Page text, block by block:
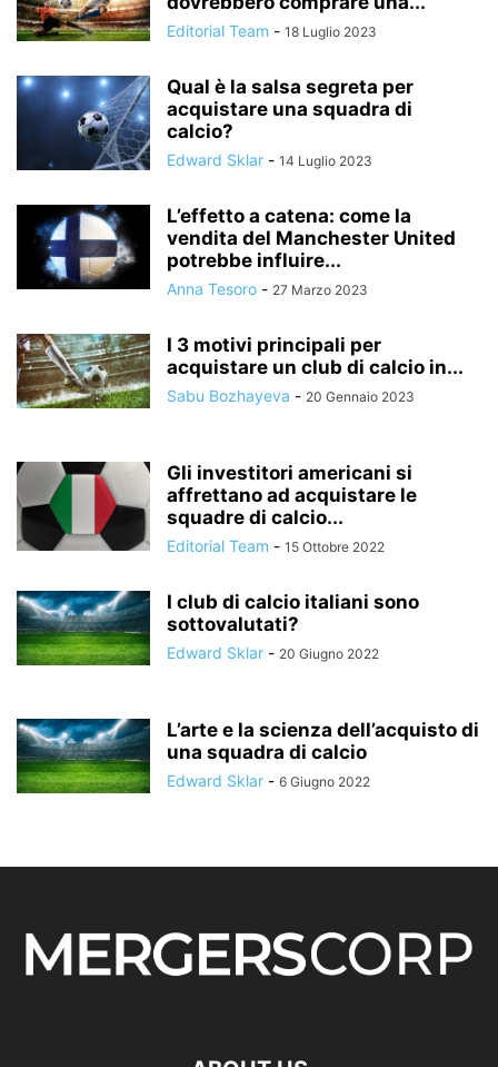
Editorial Team - 18 Luglio 2023
Qual è la salsa segreta per
acquistare una squadra di
calcio?
Edward Sklar - 14 Luglio 2023
L’effetto a catena: come la
vendita del Manchester United
potrebbe influire...
Anna Tesoro - 27 Marzo 2023
I 3 motivi principali per
acquistare un club di calcio in...
Sabu Bozhayeva - 20 Gennaio 2023
Gli investitori americani si
affrettano ad acquistare le
squadre di calcio...
Editorial Team - 15 Ottobre 2022
I club di calcio italiani sono
sottovalutati?
Edward Sklar - 20 Giugno 2022
L’arte e la scienza dell’acquisto di
una squadra di calcio
Edward Sklar - 6 Giugno 2022